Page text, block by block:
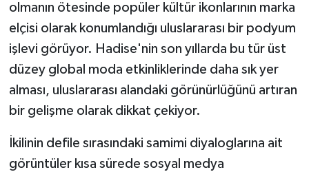
olmanın ötesinde popüler kültür ikonlarının marka
elçisi olarak konumlandığı uluslararası bir podyum
işlevi görüyor. Hadise'nin son yıllarda bu tür üst
düzey global moda etkinliklerinde daha sık yer
alması, uluslararası alandaki görünürlüğünü artıran
bir gelişme olarak dikkat çekiyor.
İkilinin defile sırasındaki samimi diyaloglarına ait
görüntüler kısa sürede sosyal medya